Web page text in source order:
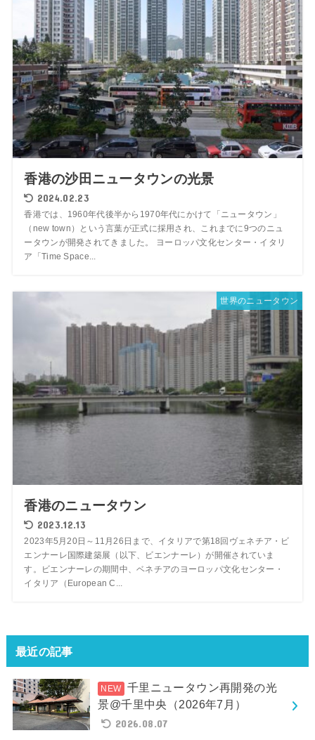
香港の沙田ニュータウンの光景
2024.02.23
香港では、1960年代後半から1970年代にかけて「ニュータウン」
（new town）という言葉が正式に採用され、これまでに9つのニュ
ータウンが開発されてきました。 ヨーロッパ文化センター・イタリ
ア「Time Space...
世界のニュータウン
香港のニュータウン
2023.12.13
2023年5月20日～11月26日まで、イタリアで第18回ヴェネチア・ビ
エンナーレ国際建築展（以下、ビエンナーレ）が開催されていま
す。ビエンナーレの期間中、ベネチアのヨーロッパ文化センター・
イタリア（European C...
最近の記事
千里ニュータウン再開発の光
景@千里中央（2026年7月）
2026.08.07